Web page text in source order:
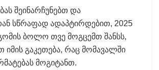
შეინარჩუნებთ და
სწრაფად ადაპტირდებით, 2025
ბოლო თვე მოგცემთ შანსს,
გაკეთება, რაც მომავალში
მოგიტანთ.